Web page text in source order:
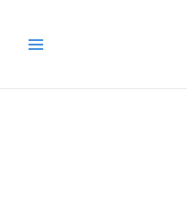
Menu